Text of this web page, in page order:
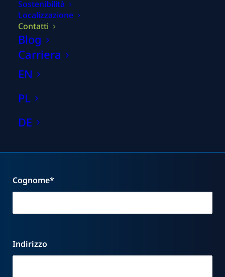
Sostenibilità
Localizzazione
Contatti
Blog
Carriera
EN
PL
DE
Il nome della tua azienda
Nome*
Cognome*
Indirizzo